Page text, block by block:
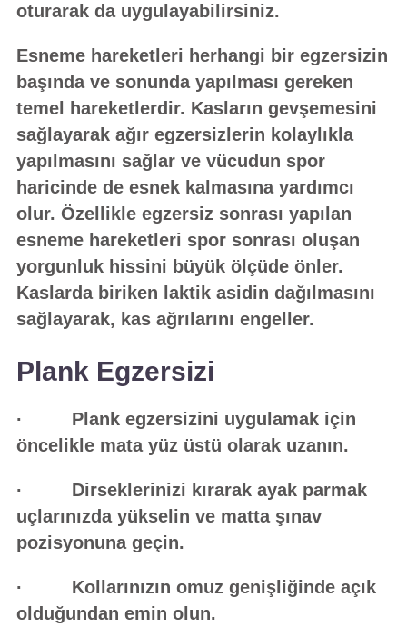
oturarak da uygulayabilirsiniz.
Esneme hareketleri herhangi bir egzersizin
başında ve sonunda yapılması gereken
temel hareketlerdir. Kasların gevşemesini
sağlayarak ağır egzersizlerin kolaylıkla
yapılmasını sağlar ve vücudun spor
haricinde de esnek kalmasına yardımcı
olur. Özellikle egzersiz sonrası yapılan
esneme hareketleri spor sonrası oluşan
yorgunluk hissini büyük ölçüde önler.
Kaslarda biriken laktik asidin dağılmasını
sağlayarak, kas ağrılarını engeller.
Plank Egzersizi
· Plank egzersizini uygulamak için
öncelikle mata yüz üstü olarak uzanın.
· Dirseklerinizi kırarak ayak parmak
uçlarınızda yükselin ve matta şınav
pozisyonuna geçin.
· Kollarınızın omuz genişliğinde açık
olduğundan emin olun.